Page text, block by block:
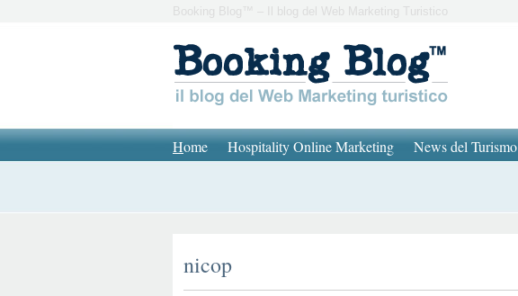
Booking Blog™ – Il blog del Web Marketing Turistico
Home Hospitality Online Marketing News del Turismo
nicop